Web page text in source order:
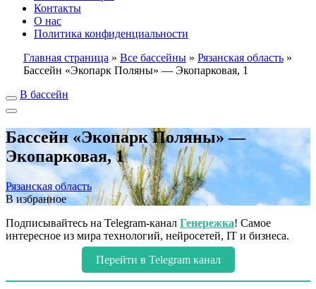
Контакты
О нас
Политика конфиденциальности
Главная страница » Все бассейны » Рязанская область »
Бассейн «Экопарк Поляны» — Экопарковая, 1
В бассейн
Бассейн «Экопарк Поляны» —
Экопарковая, 1
Рязанская область
В избранное
Подписывайтесь на Telegram-канал Генережка! Самое
интересное из мира технологий, нейросетей, IT и бизнеса.
Перейти в Telegram канал